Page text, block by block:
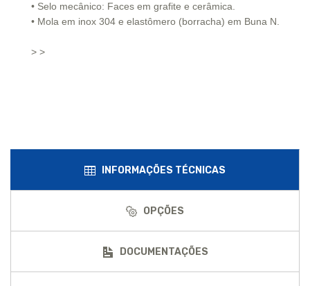
• Selo mecânico: Faces em grafite e cerâmica.
• Mola em inox 304 e elastômero (borracha) em Buna N.
> >
INFORMAÇÕES TÉCNICAS
OPÇÕES
DOCUMENTAÇÕES